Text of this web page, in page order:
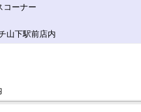
コーナー
山下駅前店内